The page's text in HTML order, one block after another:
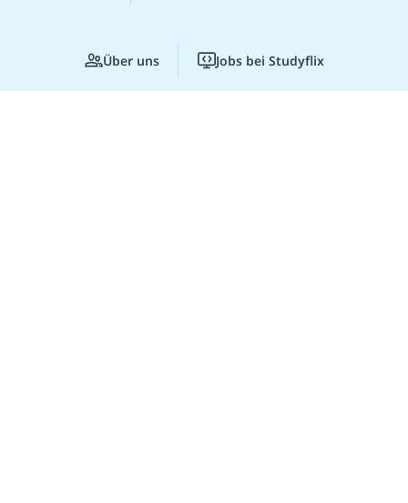
Über uns Jobs bei Studyflix